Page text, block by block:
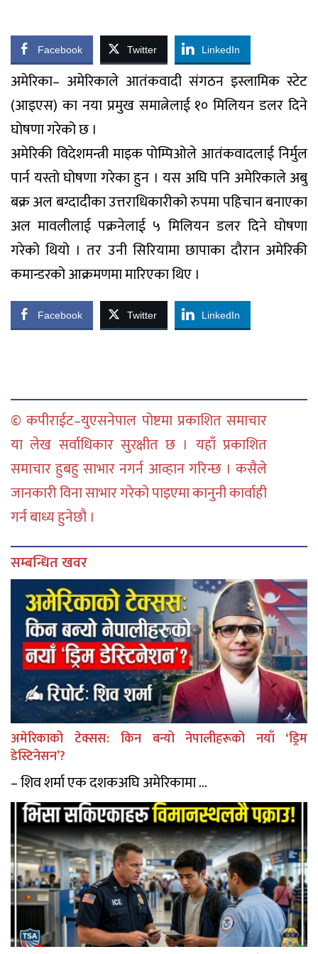
Facebook Twitter LinkedIn
अमेरिका– अमेरिकाले आतंकवादी संगठन इस्लामिक स्टेट
(आइएस) का नया प्रमुख समात्नेलाई १० मिलियन डलर दिने
घोषणा गरेको छ ।
अमेरिकी विदेशमन्त्री माइक पोम्पिओले आतंकवादलाई निर्मुल
पार्न यस्तो घोषणा गरेका हुन । यस अघि पनि अमेरिकाले अबु
बक्र अल बग्दादीका उत्तराधिकारीको रुपमा पहिचान बनाएका
अल मावलीलाई पक्रनेलाई ५ मिलियन डलर दिने घोषणा
गरेको थियो । तर उनी सिरियामा छापाका दौरान अमेरिकी
कमान्डरको आक्रमणमा मारिएका थिए ।
Facebook Twitter LinkedIn
© कपीराईट–युएसनेपाल पोष्टमा प्रकाशित समाचार
या लेख सर्वाधिकार सुरक्षीत छ । यहाँ प्रकाशित
समाचार हुबहु साभार नगर्न आव्हान गरिन्छ । कसैले
जानकारी विना साभार गरेको पाइएमा कानुनी कार्वाही
गर्न बाध्य हुनेछौ ।
सम्बन्धित खवर
अमेरिकाको टेक्सस: किन बन्यो नेपालीहरूको नयाँ ‘ड्रिम
डेस्टिनेसन’?
– शिव शर्मा एक दशकअघि अमेरिकामा ...